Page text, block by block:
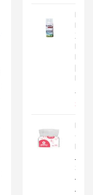
Hoa
Xịt
|
RT300
Khăn
Giấy
Lụa
Silk
400|
JPS400